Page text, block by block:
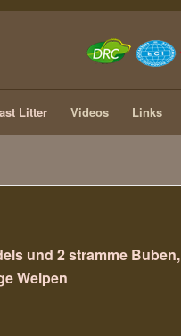
Litter Videos Links
und 2 stramme Buben,
Welpen